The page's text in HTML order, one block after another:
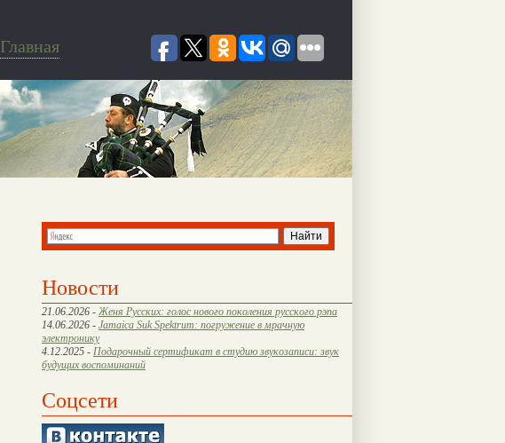
Главная
Новости
21.06.2026 - Женя Русских: голос нового поколения русского рэпа
14.06.2026 - Jamaica Suk Spektrum: погружение в мрачную
электронику
4.12.2025 - Подарочный сертификат в студию звукозаписи: звук
будущих воспоминаний
Соцсети